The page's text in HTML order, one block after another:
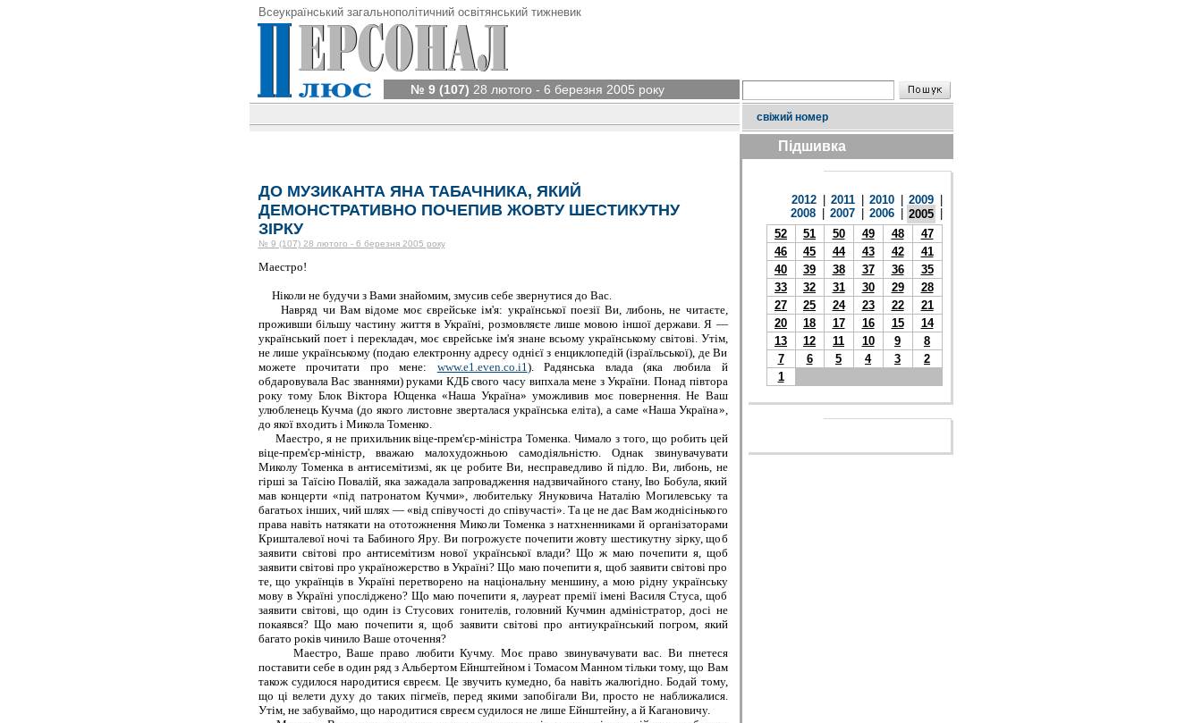
Всеукраїнський загальнополітичний освітянський тижневик
№ 9 (107) 28 лютого - 6 березня 2005 року
свіжий номер
ДО МУЗИКАНТА ЯНА ТАБАЧНИКА, ЯКИЙ
ДЕМОНСТРАТИВНО ПОЧЕПИВ ЖОВТУ ШЕСТИКУТНУ
ЗІРКУ
№ 9 (107) 28 лютого - 6 березня 2005 року
Маестро!
Ніколи не будучи з Вами знайомим, змусив себе звернутися до Вас.
Навряд чи Вам відоме моє єврейське ім'я: української поезії Ви, либонь, не читаєте,
проживши більшу частину життя в Україні, розмовляєте лише мовою іншої держави. Я —
український поет і перекладач, моє єврейське ім'я знане всьому українському світові. Утім,
не лише українському (подаю електронну адресу однієї з енциклопедій (ізраїльської), де Ви
можете прочитати про мене: www.e1.even.co.i1 ). Радянська влада (яка любила й
обдаровувала Вас званнями) руками КДБ свого часу випхала мене з України. Понад півтора
року тому Блок Віктора Ющенка «Наша Україна» уможливив моє повернення. Не Ваш
улюбленець Кучма (до якого листовне зверталася українська еліта), а саме «Наша Україна»,
до якої входить і Микола Томенко.
Маестро, я не прихильник віце-прем'єр-міністра Томенка. Чимало з того, що робить цей
віце-прем'єр-міністр, вважаю малохудожньою самодіяльністю. Однак звинувачувати
Миколу Томенка в антисемітизмі, як це робите Ви, несправедливо й підло. Ви, либонь, не
гірші за Таїсію Повалій, яка зажадала запровадження надзвичайного стану, Іво Бобула, який
мав концерти «під патронатом Кучми», любительку Януковича Наталію Могилевську та
багатьох інших, чий шлях — «від співучості до співучасті». Та це не дає Вам жоднісінького
права навіть натякати на ототожнення Миколи Томенка з натхненниками й організаторами
Кришталевої ночі та Бабиного Яру. Ви погрожуєте почепити жовту шестикутну зірку, щоб
заявити світові про антисемітизм нової української влади? Що ж маю почепити я, щоб
заявити світові про україножерство в Україні? Що маю почепити я, щоб заявити світові про
те, що українців в Україні перетворено на національну меншину, а мою рідну українську
мову в Україні упосліджено? Що маю почепити я, лауреат премії імені Василя Стуса, щоб
заявити світові, що один із Стусових гонителів, головний Кучмин адміністратор, досі не
покаявся? Що маю почепити я, щоб заявити світові про антиукраїнський погром, який
багато років чинило Ваше оточення?
Маестро, Ваше право любити Кучму. Моє право звинувачувати вас. Ви пнетеся
поставити себе в один ряд з Альбертом Ейнштейном і Томасом Манном тільки тому, що Вам
також судилося народитися євреєм. Це звучить кумедно, ба навіть жалюгідно. Бодай тому,
що ці велети духу до таких пігмеїв, перед якими запобігали Ви, просто не наближалися.
Утім, не забуваймо, що народитися євреєм судилося не лише Ейнштейну, а й Кагановичу.
Підшивка
2012 2011 2010 2009
2008
2007 2006 2005
52
51 50 49 48
47
46
45 44 43 42
41
40
39 38 37 36
35
33
32 31 30 29
28
27
25 24 23 22
21
20
18 17 16 15
14
13
12 11 10 9
8
7
6 5 4 3
2
1